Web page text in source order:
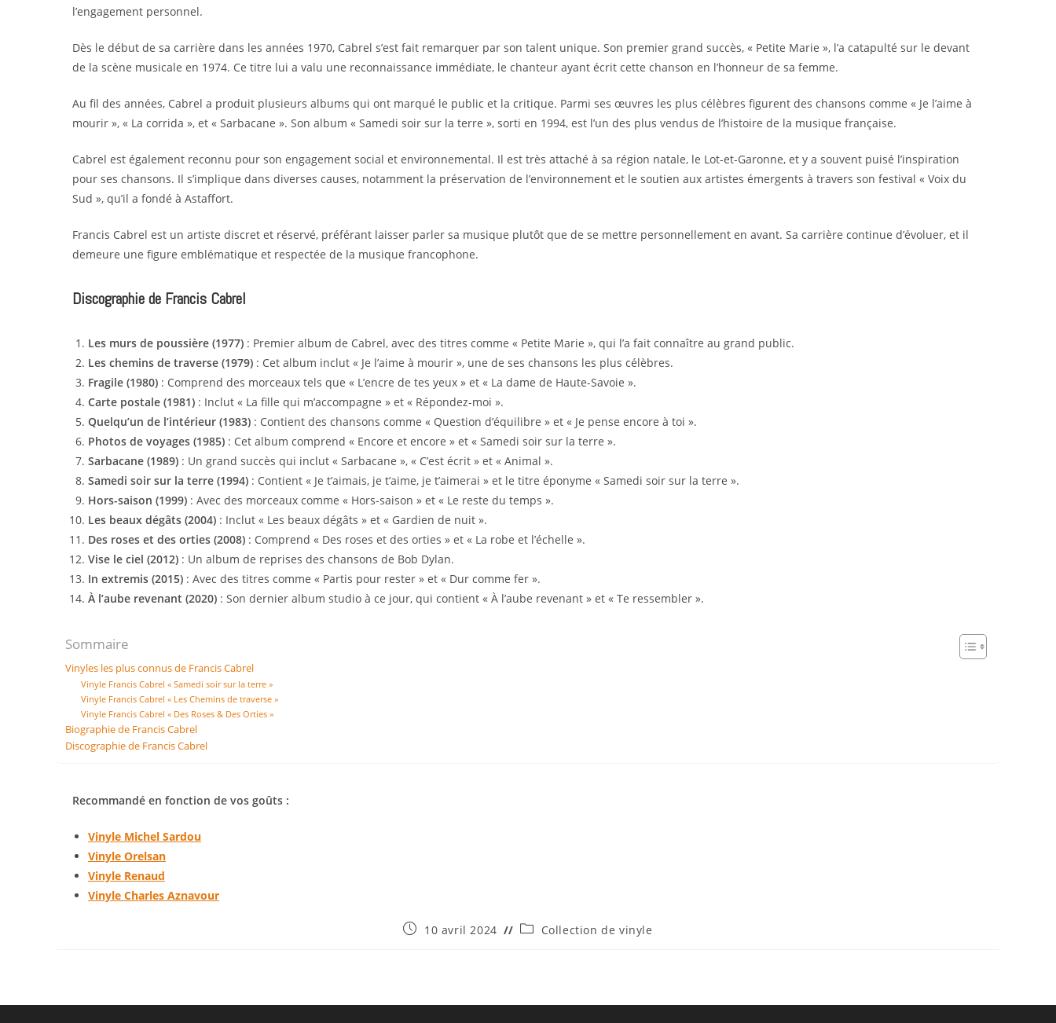
l’engagement personnel.
Dès le début de sa carrière dans les années 1970, Cabrel s’est fait remarquer par son talent unique. Son premier grand succès, « Petite Marie », l’a catapulté sur le devant
de la scène musicale en 1974. Ce titre lui a valu une reconnaissance immédiate, le chanteur ayant écrit cette chanson en l’honneur de sa femme.
Au fil des années, Cabrel a produit plusieurs albums qui ont marqué le public et la critique. Parmi ses œuvres les plus célèbres figurent des chansons comme « Je l’aime à
mourir », « La corrida », et « Sarbacane ». Son album « Samedi soir sur la terre », sorti en 1994, est l’un des plus vendus de l’histoire de la musique française.
Cabrel est également reconnu pour son engagement social et environnemental. Il est très attaché à sa région natale, le Lot-et-Garonne, et y a souvent puisé l’inspiration
pour ses chansons. Il s’implique dans diverses causes, notamment la préservation de l’environnement et le soutien aux artistes émergents à travers son festival « Voix du
Sud », qu’il a fondé à Astaffort.
Francis Cabrel est un artiste discret et réservé, préférant laisser parler sa musique plutôt que de se mettre personnellement en avant. Sa carrière continue d’évoluer, et il
demeure une figure emblématique et respectée de la musique francophone.
Discographie de Francis Cabrel
Les murs de poussière (1977) : Premier album de Cabrel, avec des titres comme « Petite Marie », qui l’a fait connaître au grand public.
Les chemins de traverse (1979) : Cet album inclut « Je l’aime à mourir », une de ses chansons les plus célèbres.
Fragile (1980) : Comprend des morceaux tels que « L’encre de tes yeux » et « La dame de Haute-Savoie ».
Carte postale (1981) : Inclut « La fille qui m’accompagne » et « Répondez-moi ».
Quelqu’un de l’intérieur (1983) : Contient des chansons comme « Question d’équilibre » et « Je pense encore à toi ».
Photos de voyages (1985) : Cet album comprend « Encore et encore » et « Samedi soir sur la terre ».
Sarbacane (1989) : Un grand succès qui inclut « Sarbacane », « C’est écrit » et « Animal ».
Samedi soir sur la terre (1994) : Contient « Je t’aimais, je t’aime, je t’aimerai » et le titre éponyme « Samedi soir sur la terre ».
Hors-saison (1999) : Avec des morceaux comme « Hors-saison » et « Le reste du temps ».
Les beaux dégâts (2004) : Inclut « Les beaux dégâts » et « Gardien de nuit ».
Des roses et des orties (2008) : Comprend « Des roses et des orties » et « La robe et l’échelle ».
Vise le ciel (2012) : Un album de reprises des chansons de Bob Dylan.
In extremis (2015) : Avec des titres comme « Partis pour rester » et « Dur comme fer ».
À l’aube revenant (2020) : Son dernier album studio à ce jour, qui contient « À l’aube revenant » et « Te ressembler ».
Sommaire
Vinyles les plus connus de Francis Cabrel
Vinyle Francis Cabrel « Samedi soir sur la terre »
Vinyle Francis Cabrel « Les Chemins de traverse »
Vinyle Francis Cabrel « Des Roses & Des Orties »
Biographie de Francis Cabrel
Discographie de Francis Cabrel
Recommandé en fonction de vos goûts :
Vinyle Michel Sardou
Vinyle Orelsan
Vinyle Renaud
Vinyle Charles Aznavour
Publication
10 avril 2024
PostCollection de vinyle